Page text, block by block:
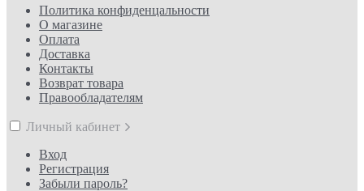
Политика конфиденцальности
О магазине
Оплата
Доставка
Контакты
Возврат товара
Правообладателям
Личный кабинет
Вход
Регистрация
Забыли пароль?